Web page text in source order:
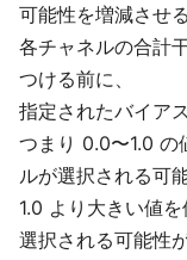
可能性を増減させ
各チャネルの合計
つける前に、
指定されたバイア
つまり 0.0〜1.0 の
ルが選択される可
1.0 より大きい値
選択される可能性